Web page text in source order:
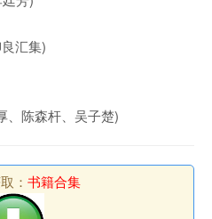
汇集)
、陈森杆、吴子楚)
： 书籍合集